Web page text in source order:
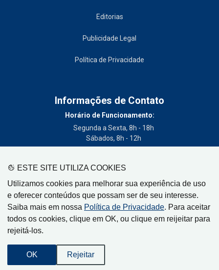
ESTE SITE UTILIZA COOKIES
Utilizamos cookies para melhorar sua experiência de uso
e oferecer conteúdos que possam ser de seu interesse.
Saiba mais em nossa Política de Privacidade. Para aceitar
todos os cookies, clique em OK, ou clique em reijeitar para
rejeitá-los.
OK Rejeitar
Editorias
Publicidade Legal
Política de Privacidade
Informações de Contato
Horário de Funcionamento:
Segunda a Sexta, 8h - 18h
Sábados, 8h - 12h
(19) 3404-3700
Circulação:
Limeira - SP, Artur Nogueira - SP, Cordeirópolis - SP,
Engenheiro Coelho - SP, Iracemápolis - SP
CEP: 13480-005 - Centro - Limeira-SP